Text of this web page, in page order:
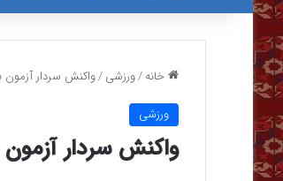
خانه/ورزشی/واکنش سردار
ورزشی
واکنش سردار